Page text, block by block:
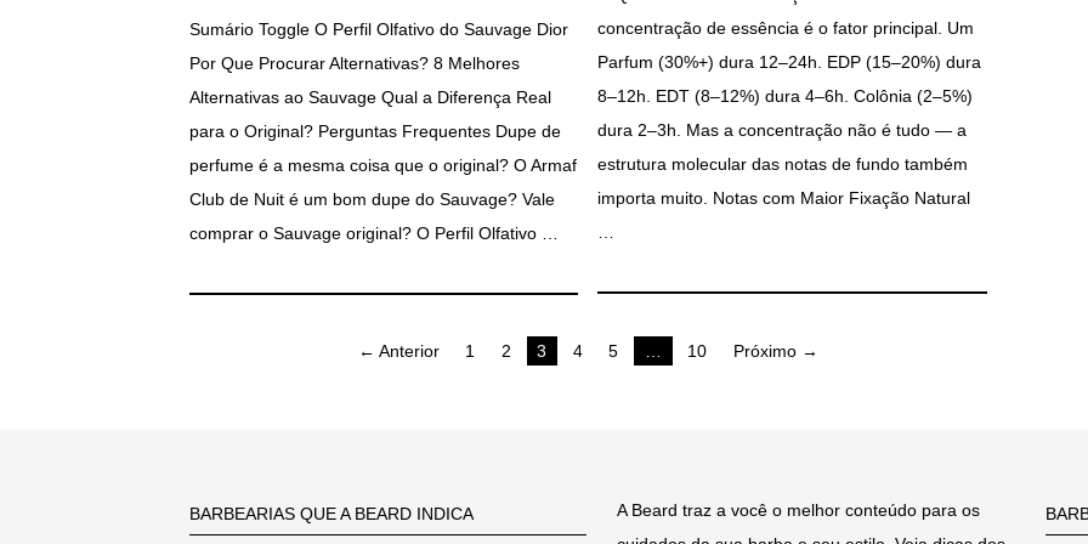
Sumário Toggle O Perfil Olfativo do Sauvage Dior
Por Que Procurar Alternativas? 8 Melhores
Alternativas ao Sauvage Qual a Diferença Real
para o Original? Perguntas Frequentes Dupe de
perfume é a mesma coisa que o original? O Armaf
Club de Nuit é um bom dupe do Sauvage? Vale
comprar o Sauvage original? O Perfil Olfativo …
concentração de essência é o fator principal. Um
Parfum (30%+) dura 12–24h. EDP (15–20%) dura
8–12h. EDT (8–12%) dura 4–6h. Colônia (2–5%)
dura 2–3h. Mas a concentração não é tudo — a
estrutura molecular das notas de fundo também
importa muito. Notas com Maior Fixação Natural
…
← Anterior 1 2 3 4 5 10 Próximo →
BARBEARIAS QUE A BEARD INDICA
A Beard traz a você o melhor conteúdo para os